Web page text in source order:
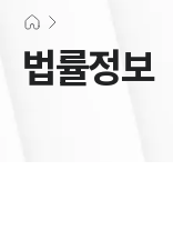
법률정보